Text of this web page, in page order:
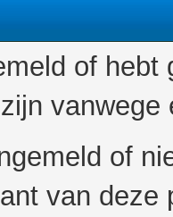
of
of
van